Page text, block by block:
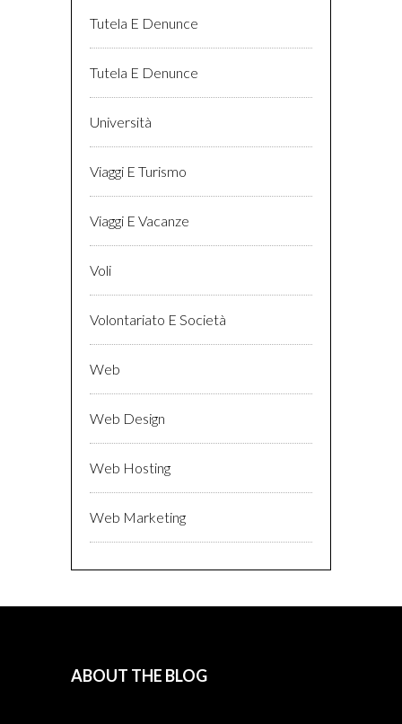
Tutela E Denunce
Tutela E Denunce
Università
Viaggi E Turismo
Viaggi E Vacanze
Voli
Volontariato E Società
Web
Web Design
Web Hosting
Web Marketing
ABOUT THE BLOG